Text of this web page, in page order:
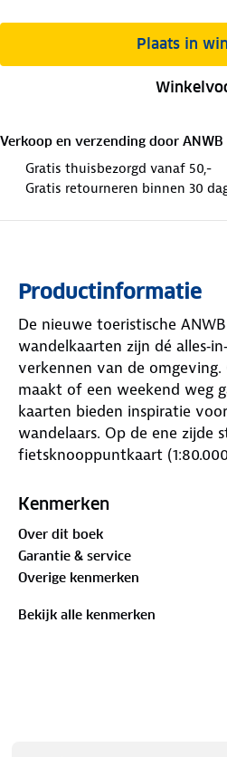
Plaats in
Verkoop en verzending door ANWB
Gratis thuisbezorgd vanaf 50,-
Gratis retourneren binnen 30
Productinformatie
De nieuwe toeristische ANWB
wandelkaarten zijn dé
verkennen van de
maakt of een weekend weg
kaarten bieden inspiratie
wandelaars. Op de ene zijde
fietsknooppuntkaart
route uitstippelen. Op iedere
bovendien minimaal twee
en wandelroutes, waarvan je
kunt uitknippen en
Kenmerken
Over dit boek
Garantie & service
Overige kenmerken
Bekijk alle kenmerken